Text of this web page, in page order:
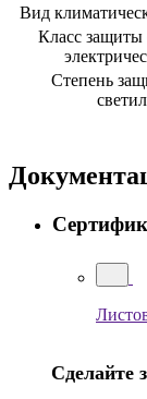
Вид
Класс защиты
Степень
Сделайте